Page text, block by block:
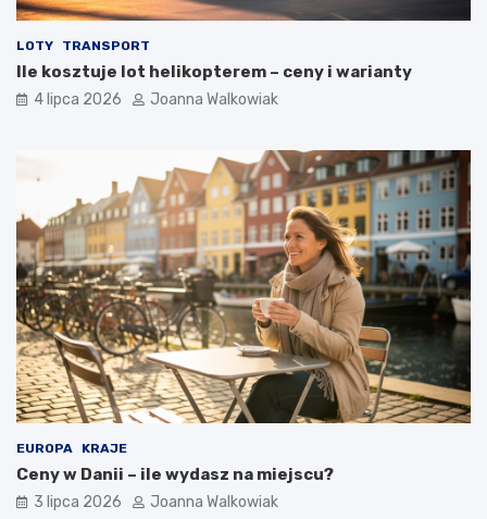
LOTY TRANSPORT
Ile kosztuje lot helikopterem – ceny i warianty
4 lipca 2026 Joanna Walkowiak
EUROPA KRAJE
Ceny w Danii – ile wydasz na miejscu?
3 lipca 2026 Joanna Walkowiak